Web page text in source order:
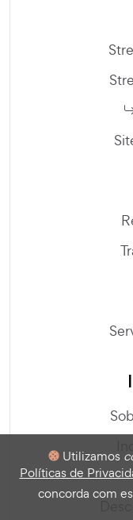
Utilizamos
Políticas de
concorda com